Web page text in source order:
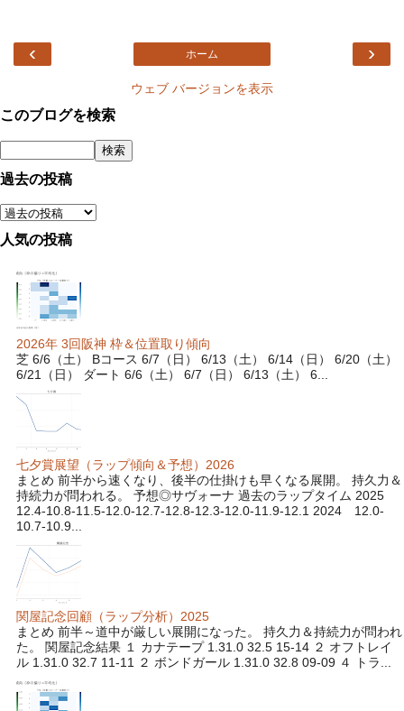
‹ ›
ホーム
ウェブ バージョンを表示
このブログを検索
過去の投稿
人気の投稿
2026年 3回阪神 枠＆位置取り傾向
芝 6/6（土） Bコース 6/7（日） 6/13（土） 6/14（日） 6/20（土）
6/21（日） ダート 6/6（土） 6/7（日） 6/13（土） 6...
七夕賞展望（ラップ傾向＆予想）2026
まとめ 前半から速くなり、後半の仕掛けも早くなる展開。 持久力＆
持続力が問われる。 予想◎サヴォーナ 過去のラップタイム 2025
12.4-10.8-11.5-12.0-12.7-12.8-12.3-12.0-11.9-12.1 2024 12.0-
10.7-10.9...
関屋記念回顧（ラップ分析）2025
まとめ 前半～道中が厳しい展開になった。 持久力＆持続力が問われ
た。 関屋記念結果 １ カナテープ 1.31.0 32.5 15-14 ２ オフトレイ
ル 1.31.0 32.7 11-11 ２ ボンドガール 1.31.0 32.8 09-09 ４ トラ...